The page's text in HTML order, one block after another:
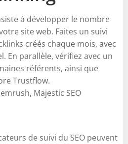
à développer le nombre
site web. Faites un suivi
créés chaque mois, avec
En parallèle, vérifiez avec un
référents, ainsi que
Trustflow.
Majestic SEO
de suivi du SEO peuvent